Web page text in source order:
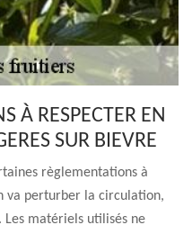
À RESPECTER EN
SUR BIEVRE
règlementations à
va perturber la circulation,
Les matériels utilisés ne